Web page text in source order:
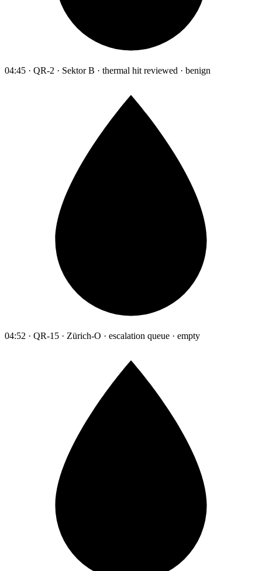
04:45 · QR-2 · Sektor B · thermal hit reviewed · benign
04:52 · QR-15 · Zürich-O · escalation queue · empty